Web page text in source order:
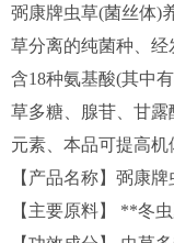
弼康牌虫草(菌丝体)
草分离的纯菌种、经
含18种氨基酸(其中
草多糖、腺苷、甘
元素、本品可提高机
【产品名称】弼康
【主要原料】 **冬